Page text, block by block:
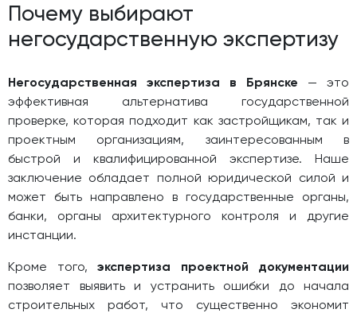
Почему выбирают
негосударственную экспертизу
Негосударственная экспертиза в Брянске — это
эффективная альтернатива государственной
проверке, которая подходит как застройщикам, так и
проектным организациям, заинтересованным в
быстрой и квалифицированной экспертизе. Наше
заключение обладает полной юридической силой и
может быть направлено в государственные органы,
банки, органы архитектурного контроля и другие
инстанции.
Кроме того, экспертиза проектной документации
позволяет выявить и устранить ошибки до начала
строительных работ, что существенно экономит